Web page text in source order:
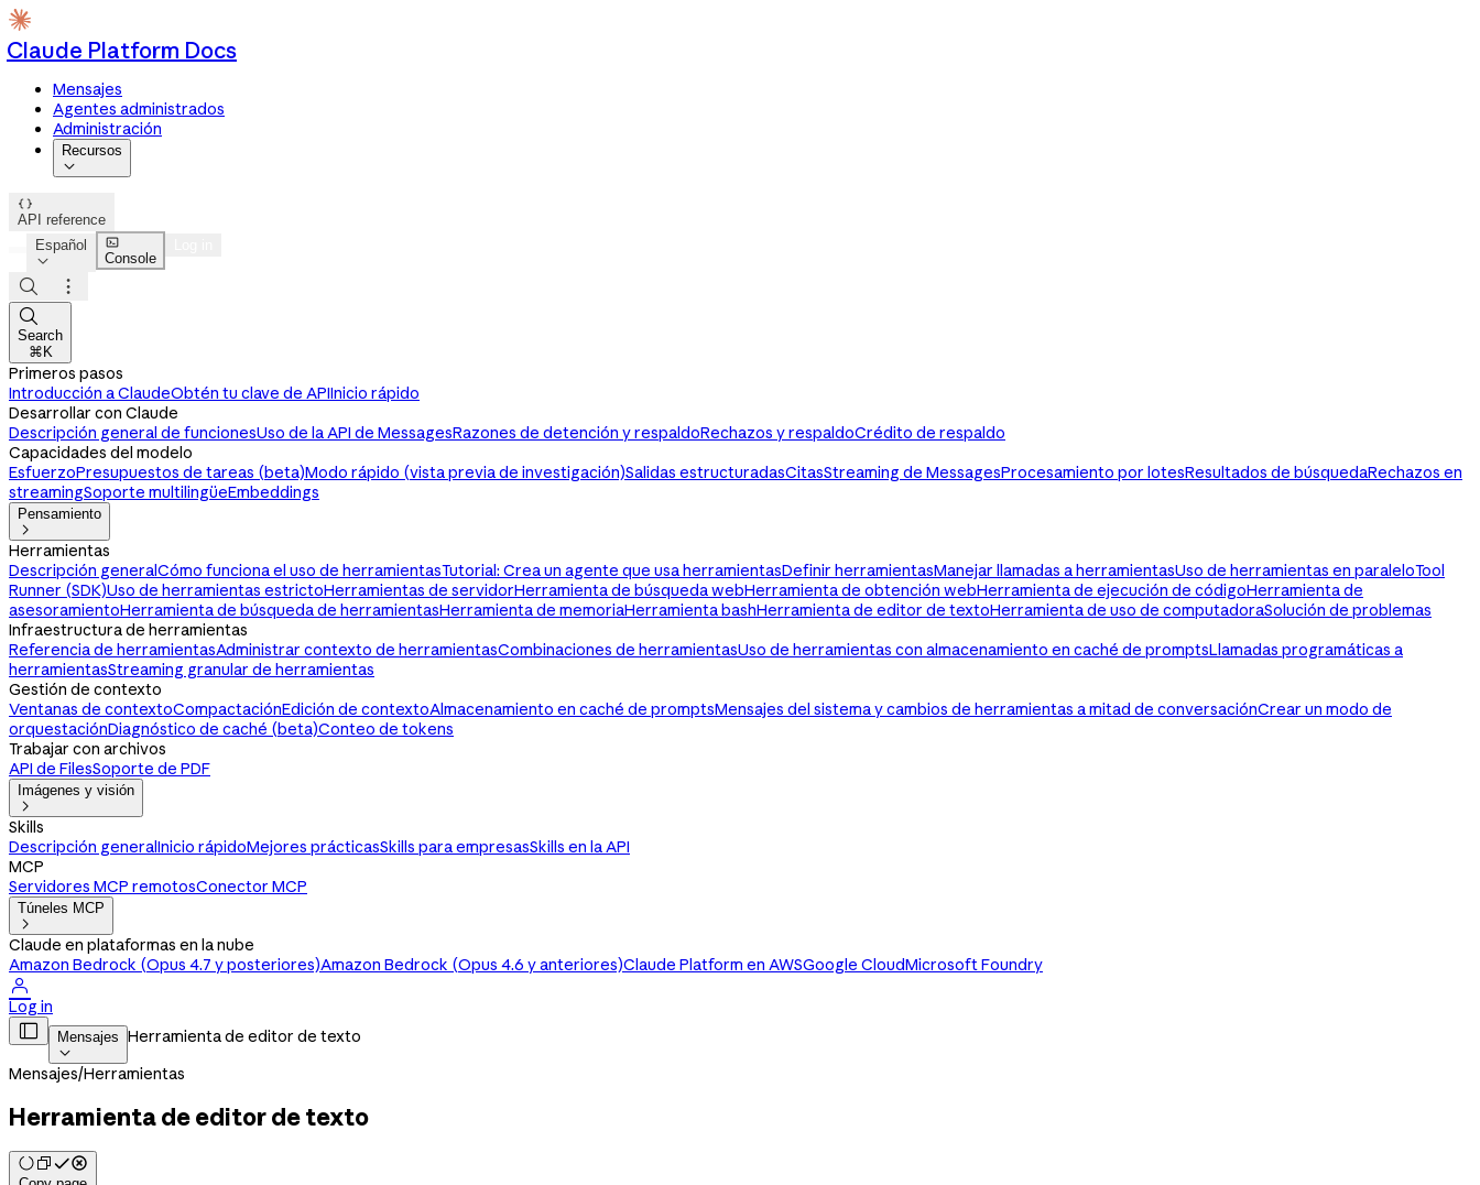
Claude Platform Docs
Mensajes
Agentes administrados
Administración
Recursos


API reference
Español


Console



Search
⌘K
Primeros pasos
Introducción a ClaudeObtén tu clave de APIInicio rápido
Desarrollar con Claude
Descripción general de funcionesUso de la API de MessagesRazones de detención y respaldoRechazos y respaldoCrédito de respaldo
Capacidades del modelo
EsfuerzoPresupuestos de tareas (beta)Modo rápido (vista previa de investigación)Salidas estructuradasCitasStreaming de MessagesProcesamiento por lotesResultados de búsquedaRechazos en
streamingSoporte multilingüeEmbeddings
Pensamiento

Herramientas
Descripción generalCómo funciona el uso de herramientasTutorial: Crea un agente que usa herramientasDefinir herramientasManejar llamadas a herramientasUso de herramientas en paraleloTool
Runner (SDK)Uso de herramientas estrictoHerramientas de servidorHerramienta de búsqueda webHerramienta de obtención webHerramienta de ejecución de códigoHerramienta de
asesoramientoHerramienta de búsqueda de herramientasHerramienta de memoriaHerramienta bashHerramienta de editor de textoHerramienta de uso de computadoraSolución de problemas
Infraestructura de herramientas
Referencia de herramientasAdministrar contexto de herramientasCombinaciones de herramientasUso de herramientas con almacenamiento en caché de promptsLlamadas programáticas a
herramientasStreaming granular de herramientas
Gestión de contexto
Ventanas de contextoCompactaciónEdición de contextoAlmacenamiento en caché de promptsMensajes del sistema y cambios de herramientas a mitad de conversaciónCrear un modo de
orquestaciónDiagnóstico de caché (beta)Conteo de tokens
Trabajar con archivos
API de FilesSoporte de PDF
Imágenes y visión

Skills
Descripción generalInicio rápidoMejores prácticasSkills para empresasSkills en la API
MCP
Servidores MCP remotosConector MCP
Túneles MCP

Claude en plataformas en la nube
Amazon Bedrock (Opus 4.7 y posteriores)Amazon Bedrock (Opus 4.6 y anteriores)Claude Platform en AWSGoogle CloudMicrosoft Foundry

Log in
 Mensajes

Herramienta de editor de texto
Mensajes/Herramientas
Herramienta de editor de texto